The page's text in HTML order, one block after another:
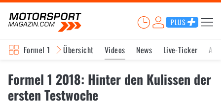
PLUS
Formel 1 Übersicht Videos News Live-Ticker
Formel 1 2018: Hinter den Kulissen der
ersten Testwoche